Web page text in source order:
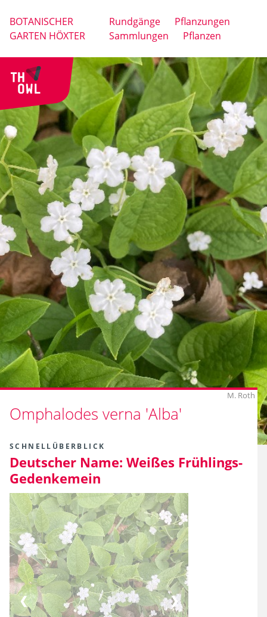
BOTANISCHER
GARTEN HÖXTER
Rundgänge
Pflanzungen
Sammlungen
Pflanzen
Omphalodes verna 'Alba'
M. Roth
SCHNELLÜBERBLICK
Deutscher Name: Weißes Frühlings-
Gedenkemein
❮ ❯